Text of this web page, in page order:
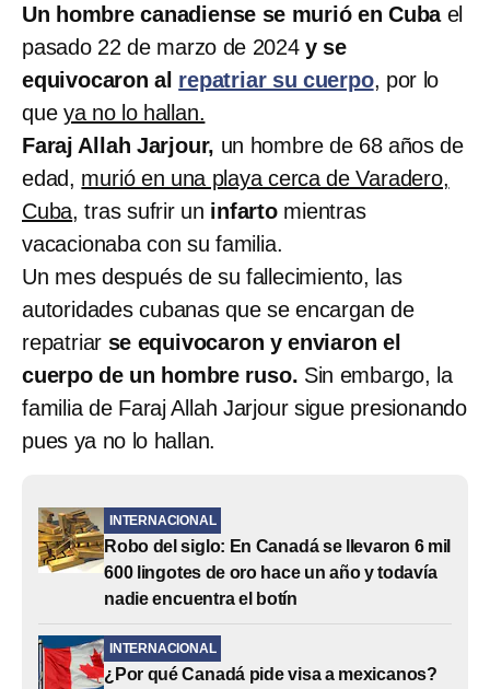
Un hombre canadiense se murió en Cuba el
pasado 22 de marzo de 2024y se
equivocaron al repatriar su cuerpo, por lo
que ya no lo hallan.
Faraj Allah Jarjour, un hombre de 68 años de
edad, murió en una playa cerca de Varadero,
Cuba, tras sufrir un infartomientras
vacacionaba con su familia.
Un mes después de su fallecimiento, las
autoridades cubanas que se encargan de
repatriar se equivocaron y enviaron el
cuerpo de un hombre ruso. Sin embargo, la
familia de Faraj Allah Jarjour sigue presionando
pues ya no lo hallan.
INTERNACIONAL
Robo del siglo: En Canadá se llevaron 6 mil
600 lingotes de oro hace un año y todavía
nadie encuentra el botín
INTERNACIONAL
¿Por qué Canadá pide visa a mexicanos?